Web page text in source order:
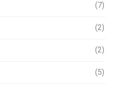
(7)
(2)
(2)
(5)